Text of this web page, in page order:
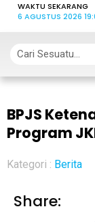
WAKTU SEKARANG
6 AGUSTUS 2026
BPJS
Program
Kategori : Berita
Share: